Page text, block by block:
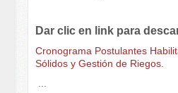
Dar clic en link para
Cronograma Postulantes
Sólidos y Gestión de Riegos.